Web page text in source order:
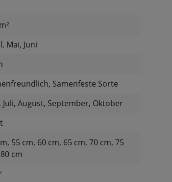
Mai, Juni
Samenfeste Sorte
Juli, August, September, Oktober
55 cm, 60 cm, 65 cm, 70 cm, 75
cm